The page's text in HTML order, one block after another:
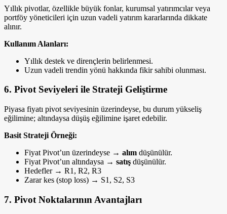
Yıllık pivotlar, özellikle büyük fonlar, kurumsal yatırımcılar veya
portföy yöneticileri için uzun vadeli yatırım kararlarında dikkate
alınır.
Kullanım Alanları:
Yıllık destek ve dirençlerin belirlenmesi.
Uzun vadeli trendin yönü hakkında fikir sahibi olunması.
6. Pivot Seviyeleri ile Strateji Geliştirme
Piyasa fiyatı pivot seviyesinin üzerindeyse, bu durum yükseliş
eğilimine; altındaysa düşüş eğilimine işaret edebilir.
Basit Strateji Örneği:
Fiyat Pivot’un üzerindeyse → alım düşünülür.
Fiyat Pivot’un altındaysa → satış düşünülür.
Hedefler → R1, R2, R3
Zarar kes (stop loss) → S1, S2, S3
7. Pivot Noktalarının Avantajları